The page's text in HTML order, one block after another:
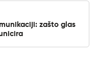
zašto glas